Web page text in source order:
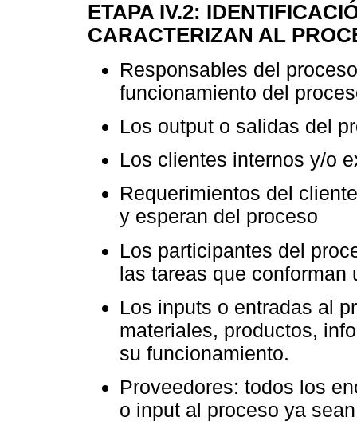
ETAPA IV.2:
CARACTERIZAN AL
Responsables del
funcionamiento del
Los output o salidas del
Los clientes internos y/o
Requerimientos del
y esperan del proceso
Los participantes del
las tareas que conforman
Los inputs o entradas al
materiales, productos,
su funcionamiento.
Proveedores: todos los
o input al proceso ya